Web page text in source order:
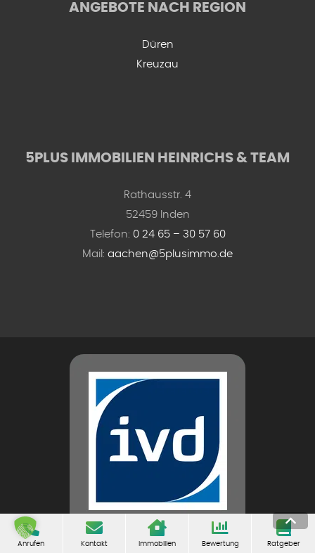
ANGEBOTE NACH REGION
Düren
Kreuzau
5PLUS IMMOBILIEN HEINRICHS & TEAM
Rathausstr. 4
52459 Inden
Telefon: 0 24 65 – 30 57 60
Mail: aachen@5plusimmo.de
Anrufen Kontakt Immobilien Bewertung Ratgeber